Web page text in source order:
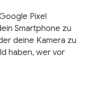
Pixel
Smartphone zu
deine Kamera zu
haben, wer vor